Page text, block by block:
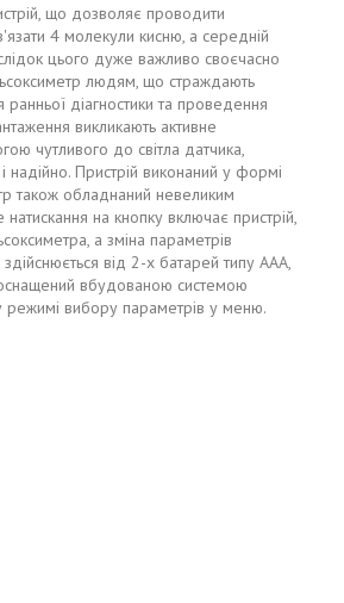
що дозволяє проводити
4 молекули кисню, а середній
цього дуже важливо своєчасно
людям, що страждають
діагностики та проведення
викликають активне
чутливого до світла датчика,
надійно. Пристрій виконаний у формі
також обладнаний невеликим
на кнопку включає пристрій,
а зміна параметрів
від 2-х батарей типу ААА,
вбудованою системою
режимі вибору параметрів у меню.